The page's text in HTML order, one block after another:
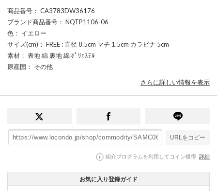
商品番号 ： CA3783DW36176
ブランド商品番号 ： NQTP1106-06
色 ： イエロー
サイズ(cm) ： FREE : 直径 8.5cm マチ 1.5cm カラビナ 5cm
素材 ： 表地 綿 裏地 綿 ﾎﾟﾘｴｽﾃﾙ
原産国 ： その他
さらに詳しい情報を表示
URLをコピー
紹介プログラムを利用してコイン獲得 詳細
お気に入り登録ガイド